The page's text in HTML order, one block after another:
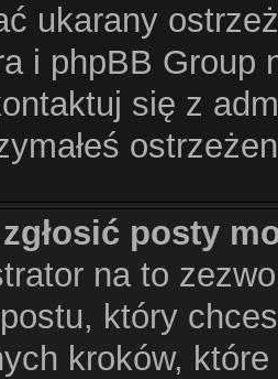
ukarany
i phpBB Group
się z
posty
na to
który
kroków,